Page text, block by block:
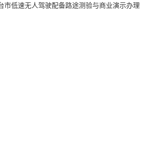
低速无人驾驶配备路途测验与商业演示办理